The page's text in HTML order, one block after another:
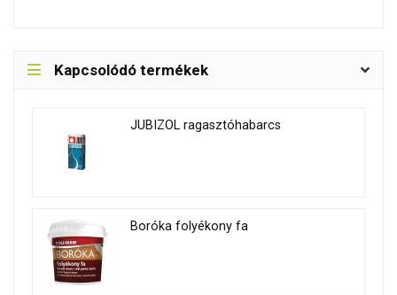
Kapcsolódó termékek
JUBIZOL ragasztóhabarcs
Boróka folyékony fa